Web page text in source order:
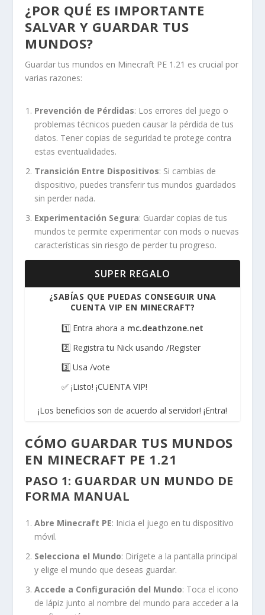
¿POR QUÉ ES IMPORTANTE
SALVAR Y GUARDAR TUS
MUNDOS?
Guardar tus mundos en Minecraft PE 1.21 es crucial por
varias razones:
Prevención de Pérdidas: Los errores del juego o
problemas técnicos pueden causar la pérdida de tus
datos. Tener copias de seguridad te protege contra
estas eventualidades.
Transición Entre Dispositivos: Si cambias de
dispositivo, puedes transferir tus mundos guardados
sin perder nada.
Experimentación Segura: Guardar copias de tus
mundos te permite experimentar con mods o nuevas
características sin riesgo de perder tu progreso.
SUPER REGALO
¿SABÍAS QUE PUEDAS CONSEGUIR UNA
CUENTA VIP EN MINECRAFT?
1️⃣ Entra ahora a mc.deathzone.net
2️⃣ Registra tu Nick usando /Register
3️⃣ Usa /vote
✅ ¡Listo! ¡CUENTA VIP!
¡Los beneficios son de acuerdo al servidor! ¡Entra!
CÓMO GUARDAR TUS MUNDOS
EN MINECRAFT PE 1.21
PASO 1: GUARDAR UN MUNDO DE
FORMA MANUAL
Abre Minecraft PE: Inicia el juego en tu dispositivo
móvil.
Selecciona el Mundo: Dirígete a la pantalla principal
y elige el mundo que deseas guardar.
Accede a Configuración del Mundo: Toca el icono
de lápiz junto al nombre del mundo para acceder a la